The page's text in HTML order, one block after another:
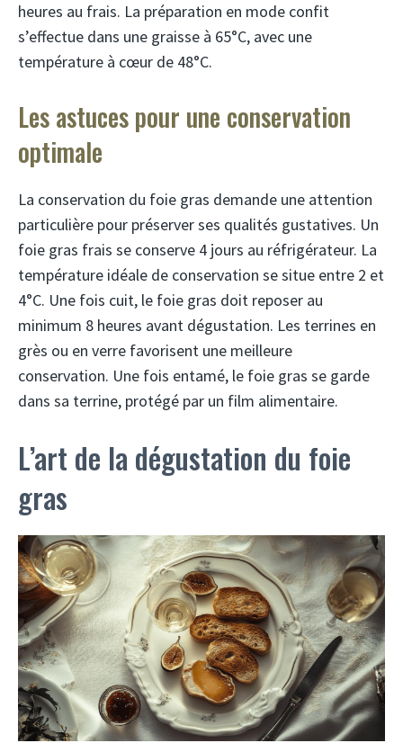
heures au frais. La préparation en mode confit
s’effectue dans une graisse à 65°C, avec une
température à cœur de 48°C.
Les astuces pour une conservation
optimale
La conservation du foie gras demande une attention
particulière pour préserver ses qualités gustatives. Un
foie gras frais se conserve 4 jours au réfrigérateur. La
température idéale de conservation se situe entre 2 et
4°C. Une fois cuit, le foie gras doit reposer au
minimum 8 heures avant dégustation. Les terrines en
grès ou en verre favorisent une meilleure
conservation. Une fois entamé, le foie gras se garde
dans sa terrine, protégé par un film alimentaire.
L’art de la dégustation du foie
gras